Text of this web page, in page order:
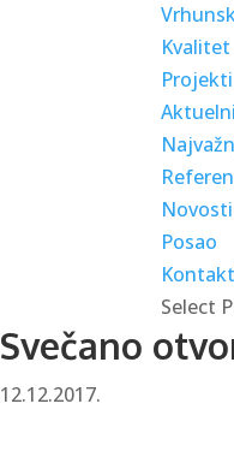
Projekti
Novosti
Posao
Select
Svečano
12.12.2017.